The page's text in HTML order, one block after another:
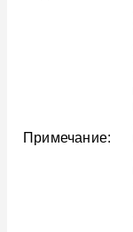
Примечание: